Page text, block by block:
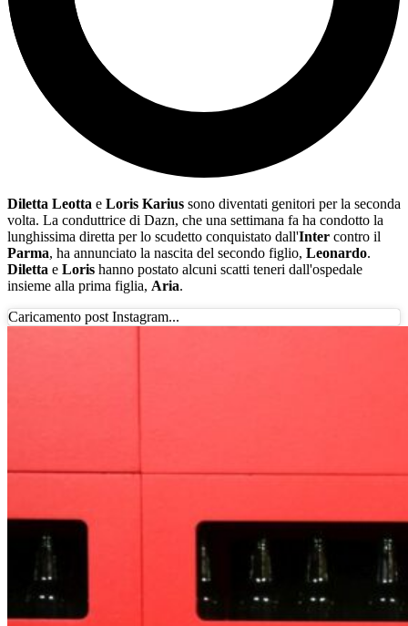
Diletta Leotta e Loris Karius sono diventati genitori per la seconda
volta. La conduttrice di Dazn, che una settimana fa ha condotto la
lunghissima diretta per lo scudetto conquistato dall'Inter contro il
Parma, ha annunciato la nascita del secondo figlio, Leonardo.
Diletta e Loris hanno postato alcuni scatti teneri dall'ospedale
insieme alla prima figlia, Aria.
Caricamento post Instagram...